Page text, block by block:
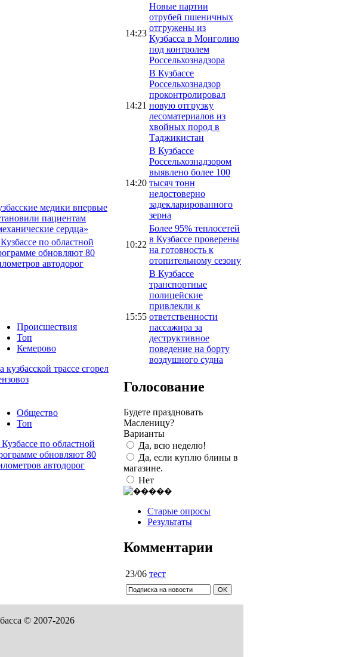
медики впервые
пациентам
сердца»
по областной
обновляют 80
автодорог
Происшествия
Топ
Кемерово
кузбасской трассе сгорел
Общество
Топ
по областной
обновляют 80
автодорог
14:23
Новые партии
отрубей пшеничных
отгружены из
Кузбасса в Монголию
под контролем
Россельхознадзора
14:21
В Кузбассе
Россельхознадзор
проконтролировал
новую отгрузку
лесоматериалов из
хвойных пород в
Таджикистан
14:20
В Кузбассе
Россельхознадзором
выявлено более 100
тысяч тонн
недостоверно
задекларированного
зерна
10:22
Более 95% теплосетей
в Кузбассе проверены
на готовность к
отопительному сезону
15:55
В Кузбассе
транспортные
полицейские
привлекли к
ответственности
пассажира за
деструктивное
поведение на борту
воздушного судна
Голосование
Будете праздновать
Масленицу?
Варианты
Да, всю неделю!
Да, если куплю блины в
магазине.
Нет
Старые опросы
Результаты
Комментарии
23/06 тест
© 2007-2026